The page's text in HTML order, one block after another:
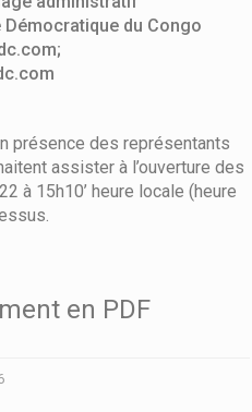
Démocratique du Congo
présence des représentants
assister à l’ouverture des
à 15h10’ heure locale (heure
en PDF